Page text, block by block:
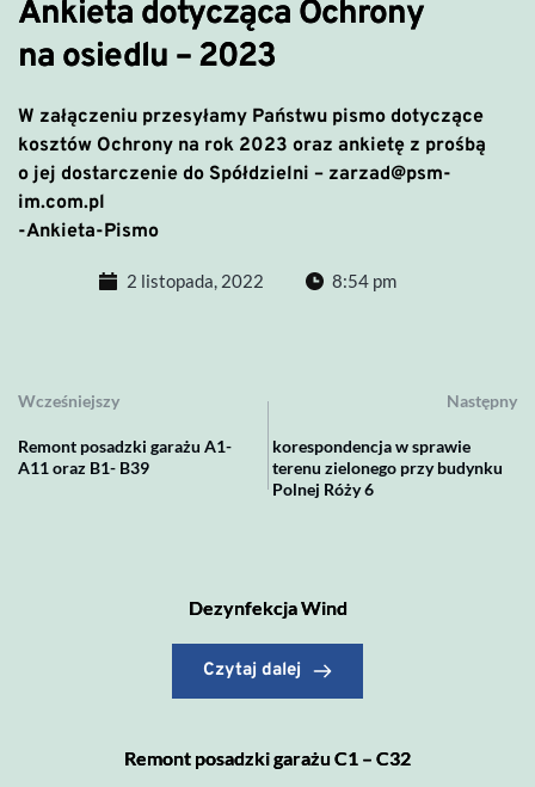
Ankieta dotycząca Ochrony
na osiedlu – 2023
W załączeniu przesyłamy Państwu pismo dotyczące
kosztów Ochrony na rok 2023 oraz ankietę z prośbą
o jej dostarczenie do Spółdzielni – zarzad@psm-
im.com.pl
-Ankieta-Pismo
2 listopada, 2022 8:54 pm
Wcześniejszy Następny
Remont posadzki garażu A1-
A11 oraz B1- B39
korespondencja w sprawie
terenu zielonego przy budynku
Polnej Róży 6
Dezynfekcja Wind
Czytaj dalej
Remont posadzki garażu C1 – C32